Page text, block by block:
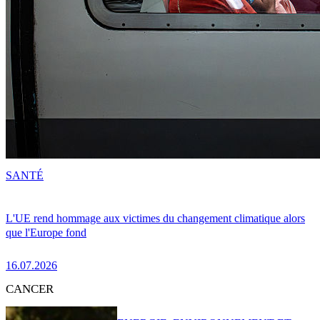
L'UE rend hommage aux victimes du changement climatique alors
que l'Europe fond
16.07.2026
SANTÉ
CANCER